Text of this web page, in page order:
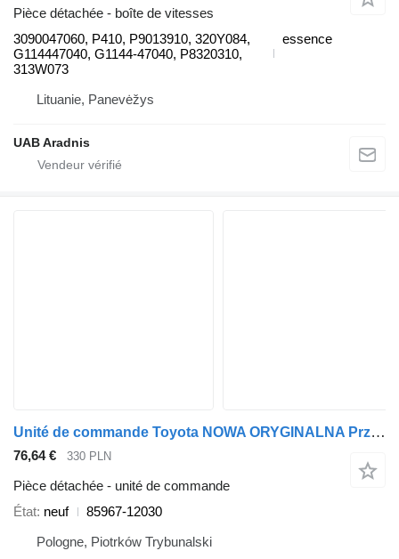
Pièce détachée - boîte de vitesses
3090047060, P410, P9013910, 320Y084,
G114447040, G1144-47040, P8320310,
313W073
essence
Lituanie, Panevėžys
UAB Aradnis
Unité de commande Toyota NOWA ORYGINALNA Przetwornica lampy Alphard Vellfire 85967-12030 pour automobile
76,64 € 330 PLN
Pièce détachée - unité de commande
État neuf
85967-12030
Pologne, Piotrków Trybunalski